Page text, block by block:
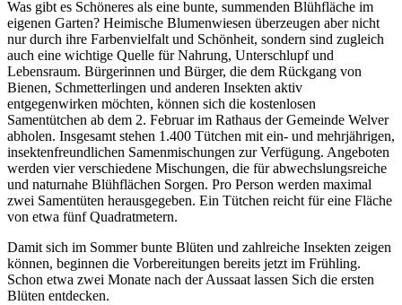
Was gibt es Schöneres als eine bunte, summenden Blühfläche im
eigenen Garten? Heimische Blumenwiesen überzeugen aber nicht
nur durch ihre Farbenvielfalt und Schönheit, sondern sind zugleich
auch eine wichtige Quelle für Nahrung, Unterschlupf und
Lebensraum. Bürgerinnen und Bürger, die dem Rückgang von
Bienen, Schmetterlingen und anderen Insekten aktiv
entgegenwirken möchten, können sich die kostenlosen
Samentütchen ab dem 2. Februar im Rathaus der Gemeinde Welver
abholen. Insgesamt stehen 1.400 Tütchen mit ein- und mehrjährigen,
insektenfreundlichen Samenmischungen zur Verfügung. Angeboten
werden vier verschiedene Mischungen, die für abwechslungsreiche
und naturnahe Blühflächen Sorgen. Pro Person werden maximal
zwei Samentüten herausgegeben. Ein Tütchen reicht für eine Fläche
von etwa fünf Quadratmetern.
Damit sich im Sommer bunte Blüten und zahlreiche Insekten zeigen
können, beginnen die Vorbereitungen bereits jetzt im Frühling.
Schon etwa zwei Monate nach der Aussaat lassen Sich die ersten
Blüten entdecken.